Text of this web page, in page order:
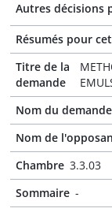
Autres décisions
Résumés pour
Titre de la
demande
Nom du
Nom de
Chambre 3.3.03
Sommaire -